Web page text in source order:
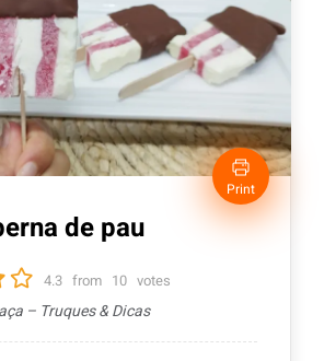
Print
de pau
4.3 from 10 votes
– Truques & Dicas